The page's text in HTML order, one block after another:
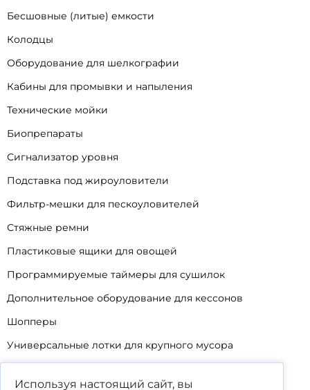
Бесшовные (литые) емкости
Колодцы
Оборудование для шелкографии
Кабины для промывки и напыления
Технические мойки
Биопрепараты
Сигнализатор уровня
Подставка под жироуловители
Фильтр-мешки для пескоуловителей
Стяжные ремни
Пластиковые ящики для овощей
Программируемые таймеры для сушилок
Дополнительное оборудование для кессонов
Шопперы
Универсальные лотки для крупного мусора
Используя настоящий сайт, вы